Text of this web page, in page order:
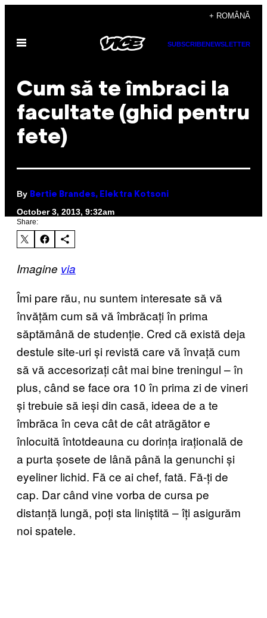
content
+ ROMÂNĂ
Open
SUBSCRIBENEWSLETTER
Cum să te îmbraci la
facultate (ghid pentru
fete)
By Bertie Brandes, Elektra Kotsoni
October 3, 2013, 9:32am
Share:
Imagine via
Îmi pare rău, nu suntem interesate să vă
învățăm cum să vă îmbrăcați în prima
săptămână de studenție. Cred că există deja
destule site-uri și revistă care vă învață cum
să vă accesorizați cât mai bine treningul – în
plus, când se face ora 10 în prima zi de vineri
și trebuie să ieși din casă, ideea de a te
îmbrăca în ceva cât de cât atrăgător e
înlocuită întotdeauna cu dorința irațională de
a purta șosete de lână până la genunchi și
eyeliner lichid. Fă ce ai chef, fată. Fă-ți de
cap. Dar când vine vorba de cursa pe
distanță lungă, poți sta liniștită – îți asigurăm
noi spatele.